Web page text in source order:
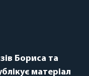
Бориса та
матеріал